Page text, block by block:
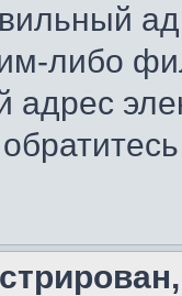
либо
адрес